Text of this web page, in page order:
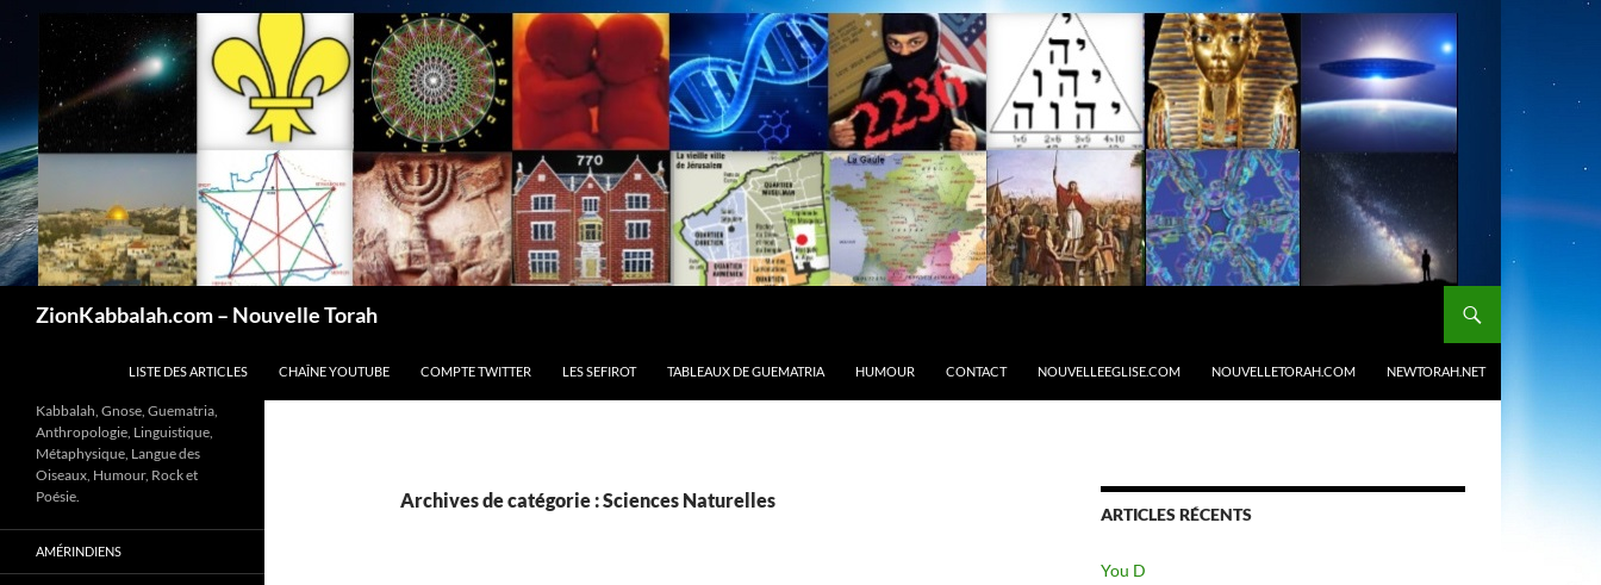
ZionKabbalah.com – Nouvelle Torah
LISTE DES ARTICLES
CHAÎNE YOUTUBE COMPTE TWITTER LES SEFIROT TABLEAUX DE GUEMATRIA HUMOUR CONTACT NOUVELLEEGLISE.COM NOUVELLETORAH.COM NEWTORAH.NET
Archives de catégorie : Sciences Naturelles
ARTICLES RÉCENTS
You D
Kabbalah, Gnose, Guematria,
Anthropologie, Linguistique,
Métaphysique, Langue des
Oiseaux, Humour, Rock et
Poésie.
AMÉRINDIENS